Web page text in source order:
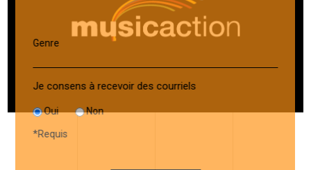
Genre
Je consens à recevoir des courriels
Oui Non
*Requis